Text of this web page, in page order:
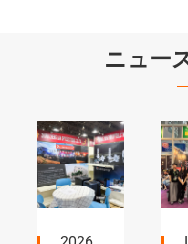
ニュー